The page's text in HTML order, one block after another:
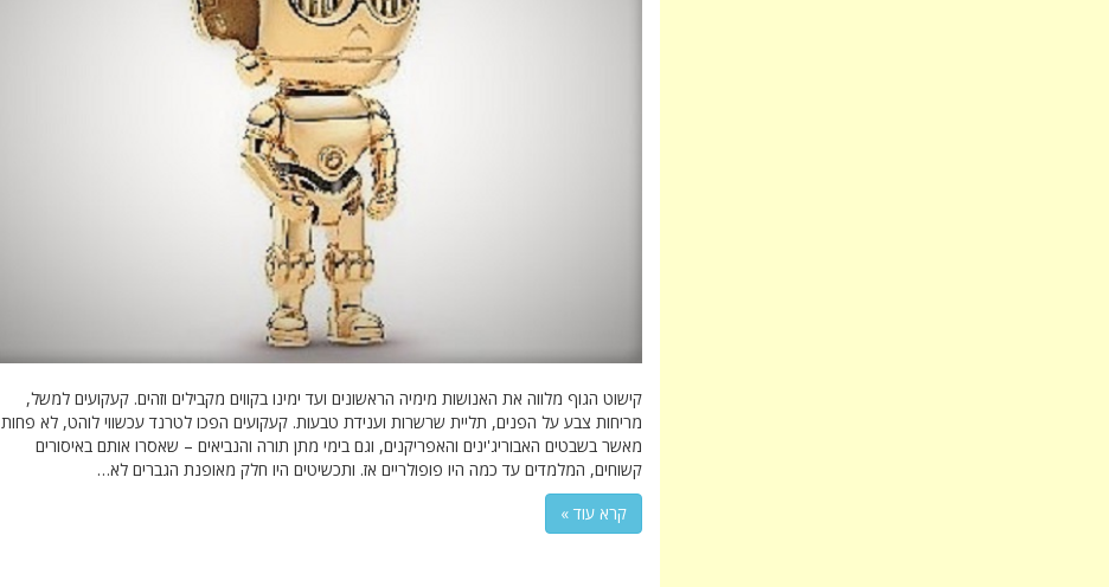
קישוט הגוף מלווה את האנושות מימיה הראשונים ועד ימינו בקווים מקבילים וזהים. קעקועים למשל,
מריחות צבע על הפנים, תליית שרשרות וענידת טבעות. קעקועים הפכו לטרנד עכשווי לוהט, לא פחות
מאשר בשבטים האבוריג'ינים והאפריקנים, וגם בימי מתן תורה והנביאים – שאסרו אותם באיסורים
קשוחים, המלמדים עד כמה היו פופולריים אז. ותכשיטים היו חלק מאופנת הגברים לא…
קרא עוד »